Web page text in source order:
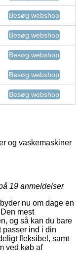
Besøg webshop
Besøg webshop
Besøg webshop
Besøg webshop
Besøg webshop
og vaskemaskiner
19 anmeldelser
nu om dage en
mest
og så kan du bare
passer ind i din
fleksibel, samt
ved køb af